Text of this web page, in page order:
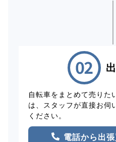
自転車をまとめて売りた
は、スタッフが直接お伺
ください。
電話から出